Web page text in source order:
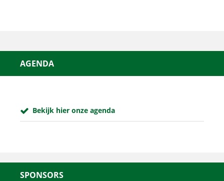
AGENDA
Bekijk hier onze agenda
SPONSORS